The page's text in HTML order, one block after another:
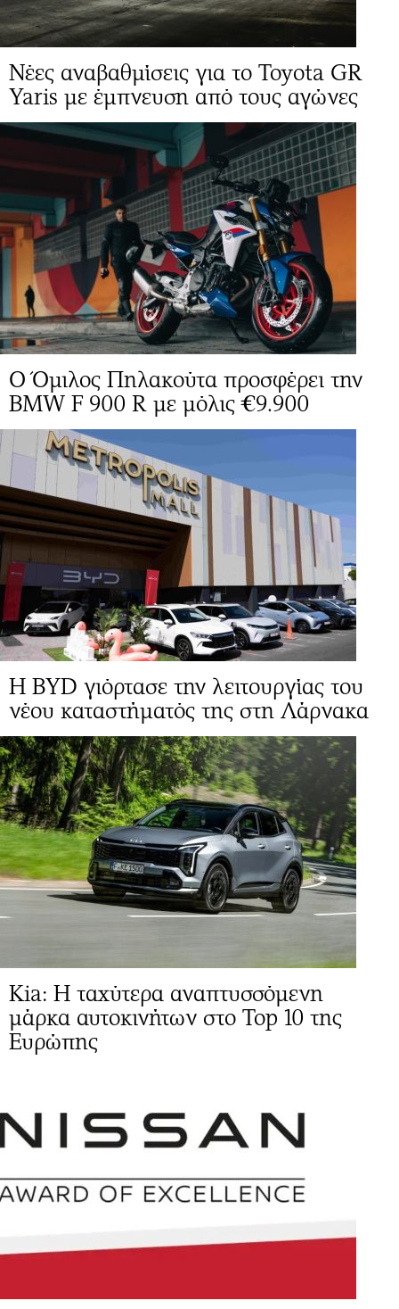
Νέες αναβαθμίσεις για το Toyota GR
Yaris με έμπνευση από τους αγώνες
O Όμιλος Πηλακούτα προσφέρει την
BMW F 900 R με μόλις €9.900
Η BYD γιόρτασε την λειτουργίας του
νέου καταστήματός της στη Λάρνακα
Kia: Η ταχύτερα αναπτυσσόμενη
μάρκα αυτοκινήτων στο Top 10 της
Ευρώπης